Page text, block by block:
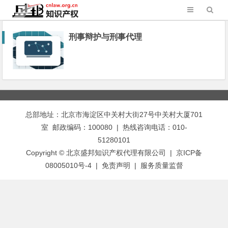
刑事辩护与刑事代理
总部地址：北京市海淀区中关村大街27号中关村大厦701
室 邮政编码：100080 | 热线咨询电话：010-
51280101
Copyright © 北京盛邦知识产权代理有限公司 | 京ICP备
08005010号-4 | 免责声明 | 服务质量监督